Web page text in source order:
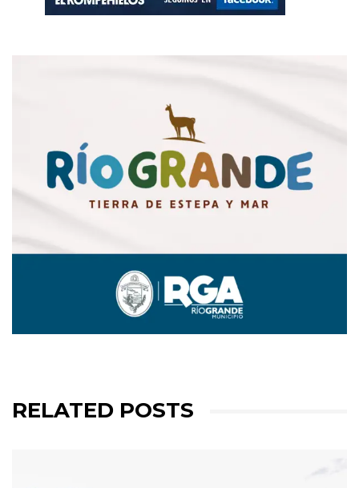
RELATED POSTS